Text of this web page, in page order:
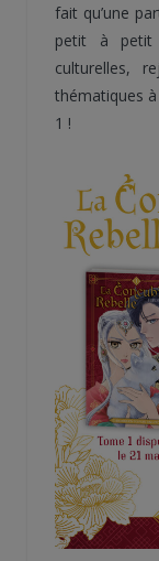
fait qu’une
petit à petit
culturelles,
thématiques
1 !